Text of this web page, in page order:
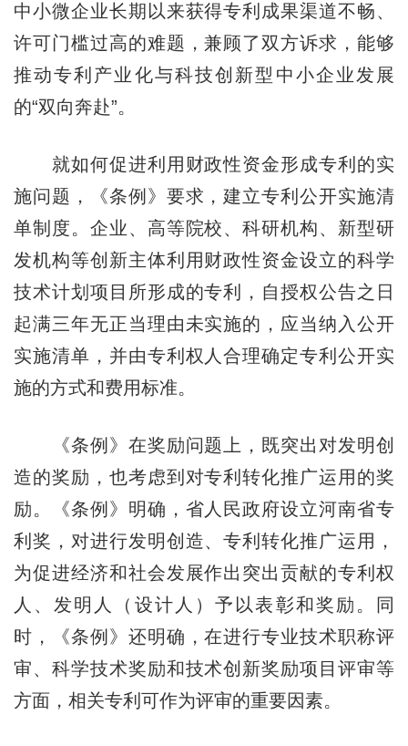
中小微企业长期以来获得专利成果渠道不畅、
许可门槛过高的难题，兼顾了双方诉求，能够
推动专利产业化与科技创新型中小企业发展
的“双向奔赴”。
就如何促进利用财政性资金形成专利的实
施问题，《条例》要求，建立专利公开实施清
单制度。企业、高等院校、科研机构、新型研
发机构等创新主体利用财政性资金设立的科学
技术计划项目所形成的专利，自授权公告之日
起满三年无正当理由未实施的，应当纳入公开
实施清单，并由专利权人合理确定专利公开实
施的方式和费用标准。
《条例》在奖励问题上，既突出对发明创
造的奖励，也考虑到对专利转化推广运用的奖
励。《条例》明确，省人民政府设立河南省专
利奖，对进行发明创造、专利转化推广运用，
为促进经济和社会发展作出突出贡献的专利权
人、发明人（设计人）予以表彰和奖励。同
时，《条例》还明确，在进行专业技术职称评
审、科学技术奖励和技术创新奖励项目评审等
方面，相关专利可作为评审的重要因素。